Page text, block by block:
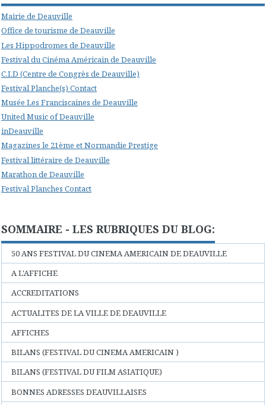
Mairie de Deauville
Office de tourisme de Deauville
Les Hippodromes de Deauville
Festival du Cinéma Américain de Deauville
C.I.D (Centre de Congrès de Deauville)
Festival Planche(s) Contact
Musée Les Franciscaines de Deauville
United Music of Deauville
inDeauville
Magazines le 21ème et Normandie Prestige
Festival littéraire de Deauville
Marathon de Deauville
Festival Planches Contact
SOMMAIRE - LES RUBRIQUES DU BLOG:
50 ANS FESTIVAL DU CINEMA AMERICAIN DE DEAUVILLE
A L'AFFICHE
ACCREDITATIONS
ACTUALITES DE LA VILLE DE DEAUVILLE
AFFICHES
BILANS (FESTIVAL DU CINEMA AMERICAIN )
BILANS (FESTIVAL DU FILM ASIATIQUE)
BONNES ADRESSES DEAUVILLAISES